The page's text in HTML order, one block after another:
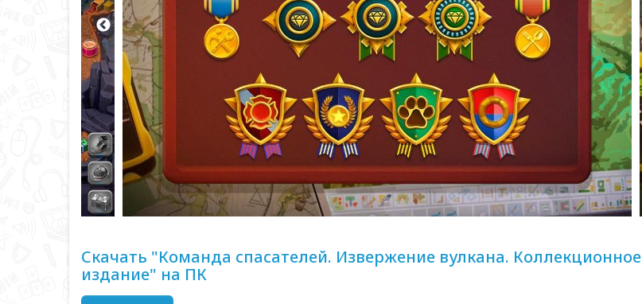
Скачать "Команда спасателей. Извержение вулкана. Коллекционное
издание" на ПК